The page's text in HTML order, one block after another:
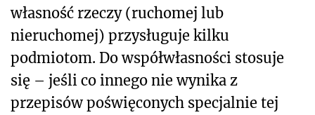
własność rzeczy (ruchomej lub
nieruchomej) przysługuje kilku
podmiotom. Do współwłasności stosuje
się – jeśli co innego nie wynika z
przepisów poświęconych specjalnie tej